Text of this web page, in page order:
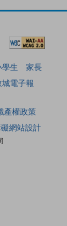
生
家長
電子報
產權政策
網站設計